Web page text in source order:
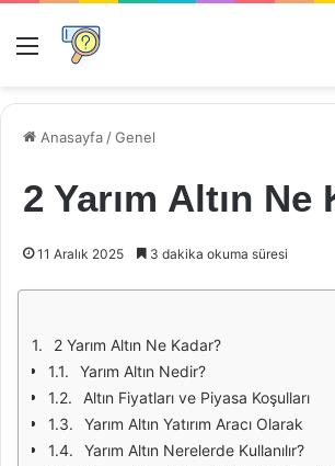
Menü
Anasayfa /Genel
2 Yarım Altın Ne
11 Aralık 2025 3 dakika okuma süresi
2 Yarım Altın Ne Kadar?
Yarım Altın Nedir?
Altın Fiyatları ve Piyasa Koşulları
Yarım Altın Yatırım Aracı Olarak
Yarım Altın Nerelerde Kullanılır?